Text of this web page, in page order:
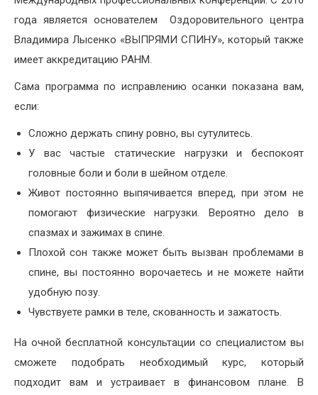
года является основателем Оздоровительного центра
Владимира Лысенко «ВЫПРЯМИ СПИНУ», который также
имеет аккредитацию РАНМ.
Сама программа по исправлению осанки показана вам,
если:
Сложно держать спину ровно, вы сутулитесь.
У вас частые статические нагрузки и беспокоят
головные боли и боли в шейном отделе.
Живот постоянно выпячивается вперед, при этом не
помогают физические нагрузки. Вероятно дело в
спазмах и зажимах в спине.
Плохой сон также может быть вызван проблемами в
спине, вы постоянно ворочаетесь и не можете найти
удобную позу.
Чувствуете рамки в теле, скованность и зажатость.
На очной бесплатной консультации со специалистом вы
сможете подобрать необходимый курс, который
подходит вам и устраивает в финансовом плане. В